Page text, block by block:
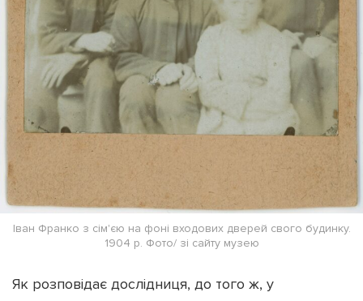
Іван Франко з сім'єю на фоні входових дверей свого будинку.
1904 р. Фото/ зі сайту музею
Як розповідає дослідниця, до того ж, у